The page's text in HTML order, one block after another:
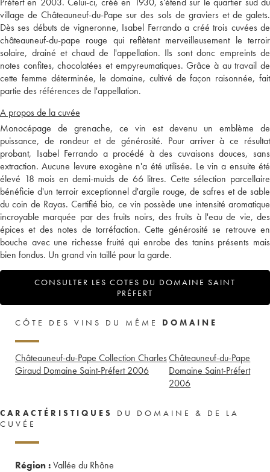
village de Châteauneuf-du-Pape sur des sols de graviers et de galets.
Dès ses débuts de vigneronne, Isabel Ferrando a créé trois cuvées de
châteauneuf-du-pape rouge qui reflètent merveilleusement le terroir
solaire, drainé et chaud de l'appellation. Ils sont donc empreints de
notes confites, chocolatées et empyreumatiques. Grâce à au travail de
cette femme déterminée, le domaine, cultivé de façon raisonnée, fait
partie des références de l'appellation.
A propos de la cuvée
Monocépage de grenache, ce vin est devenu un emblème de
puissance, de rondeur et de générosité. Pour arriver à ce résultat
probant, Isabel Ferrando a procédé à des cuvaisons douces, sans
extraction. Aucune levure exogène n'a été utilisée. Le vin a ensuite été
élevé 18 mois en demi-muids de 66 litres. Cette sélection parcellaire
bénéficie d'un terroir exceptionnel d'argile rouge, de safres et de sable
du coin de Rayas. Certifié bio, ce vin possède une intensité aromatique
incroyable marquée par des fruits noirs, des fruits à l'eau de vie, des
épices et des notes de torréfaction. Cette générosité se retrouve en
bouche avec une richesse fruité qui enrobe des tanins présents mais
bien fondus. Un grand vin taillé pour la garde.
CONSULTER LES COTES DU DOMAINE SAINT
PRÉFERT
CÔTE DES VINS DU MÊME DOMAINE
Châteauneuf-du-Pape Collection Charles
Giraud Domaine Saint-Préfert 2006
Châteauneuf-du-Pape
Domaine Saint-Préfert
2006
CARACTÉRISTIQUES
DU DOMAINE & DE LA
CUVÉE
Région :Vallée du Rhône